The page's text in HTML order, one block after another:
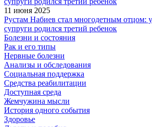
11 июня 2025
Рустам Набиев стал многодетным отцом:
супруги родился третий ребенок
Болезни и состояния
Рак и его типы
Нервные болезни
Анализы и обследования
Социальная поддержка
Средства реабилитации
Доступная среда
Жемчужина мысли
История одного события
Здоровье